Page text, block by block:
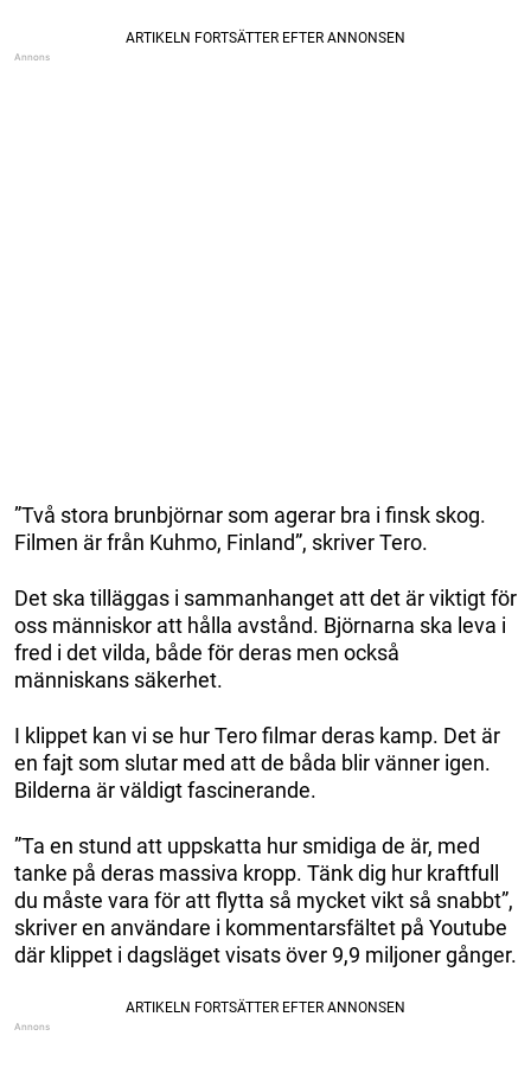
”Två stora brunbjörnar som agerar bra i finsk skog.
Filmen är från Kuhmo, Finland”, skriver Tero.
Det ska tilläggas i sammanhanget att det är viktigt för
oss människor att hålla avstånd. Björnarna ska leva i
fred i det vilda, både för deras men också
människans säkerhet.
I klippet kan vi se hur Tero filmar deras kamp. Det är
en fajt som slutar med att de båda blir vänner igen.
Bilderna är väldigt fascinerande.
”Ta en stund att uppskatta hur smidiga de är, med
tanke på deras massiva kropp. Tänk dig hur kraftfull
du måste vara för att flytta så mycket vikt så snabbt”,
skriver en användare i kommentarsfältet på Youtube
där klippet i dagsläget visats över 9,9 miljoner gånger.